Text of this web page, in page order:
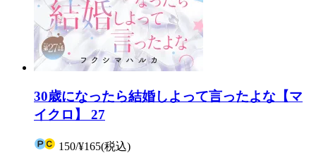
30歳になったら結婚しよって言ったよな【マ
イクロ】 27
150/¥165(税込)